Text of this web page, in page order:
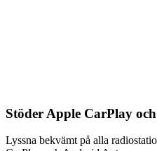
Stöder Apple CarPlay
Lyssna bekvämt på alla